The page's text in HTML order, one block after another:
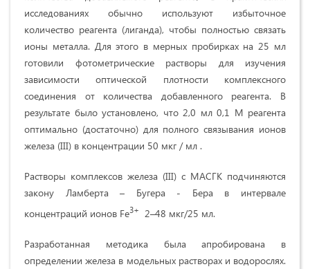
исследованиях обычно используют избыточное
количество реагента (лиганда), чтобы полностью связать
ионы металла. Для этого в мерных пробирках на 25 мл
готовили фотометрические растворы для изучения
зависимости оптической плотности комплексного
соединения от количества добавленного реагента. В
результате было установлено, что 2,0 мл 0,1 М реагента
оптимально (достаточно) для полного связывания ионов
железа (III) в концентрации 50 мкг / мл .
Растворы комплексов железа (III) с МАСГК подчиняются
закону Ламберта – Бугера - Бера в интервале
концентраций ионов Fe3+ 2–48 мкг/25 мл.
Разработанная методика была апробирована в
определении железа в модельных растворах и водорослях.